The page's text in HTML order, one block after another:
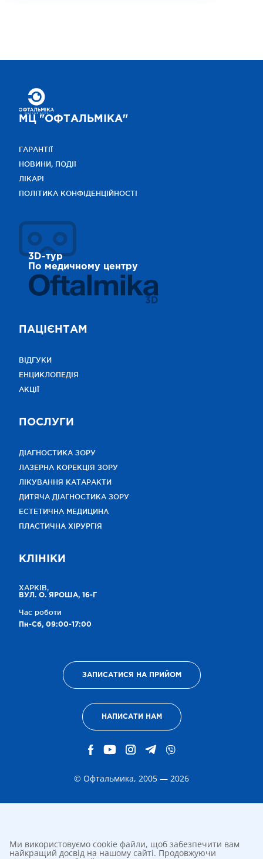
МЦ "ОФТАЛЬМІКА"
ГАРАНТІЇ
НОВИНИ, ПОДІЇ
ЛІКАРІ
ПОЛІТИКА КОНФІДЕНЦІЙНОСТІ
3D-тур
По медичному центру
3D
ПАЦІЄНТАМ
ВІДГУКИ
ЕНЦИКЛОПЕДІЯ
АКЦІЇ
ПОСЛУГИ
ДІАГНОСТИКА ЗОРУ
ЛАЗЕРНА КОРЕКЦІЯ ЗОРУ
ЛІКУВАННЯ КАТАРАКТИ
ДИТЯЧА ДІАГНОСТИКА ЗОРУ
ЕСТЕТИЧНА МЕДИЦИНА
ПЛАСТИЧНА ХІРУРГІЯ
КЛІНІКИ
ХАРКІВ,
ВУЛ. О. ЯРОША, 16-Г
Час роботи
Пн-Сб, 09:00-17:00
ЗАПИСАТИСЯ НА ПРИЙОМ
НАПИСАТИ НАМ
© Офтальмика, 2005 — 2026
Ми використовуємо cookie файли, щоб забезпечити вам
найкращий досвід на нашому сайті. Продовжуючи